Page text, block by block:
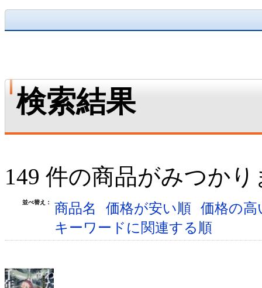
検索結果
149 件の商品がみつか
並べ替え： 商品名 価格が安い順 価格の
キーワードに関連する順